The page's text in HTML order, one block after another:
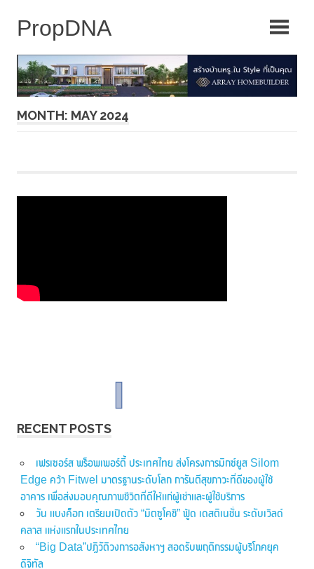
MONTH: MAY 2024
RECENT POSTS
เฟรเซอร์ส พร็อพเพอร์ตี้ ประเทศไทย ส่งโครงการมิกซ์ยูส Silom
Edge คว้า Fitwel มาตรฐานระดับโลก การันตีสุขภาวะที่ดีของผู้ใช้
อาคาร เพื่อส่งมอบคุณภาพชีวิตที่ดีให้แก่ผู้เช่าและผู้ใช้บริการ
วัน แบงค็อก เตรียมเปิดตัว “มิตซูโคชิ” ฟู้ด เดสติเนชั่น ระดับเวิลด์
คลาส แห่งแรกในประเทศไทย
“Big Data”ปฏิวัติวงการอสังหาฯ สอดรับพฤติกรรมผู้บริโภคยุค
ดิจิทัล